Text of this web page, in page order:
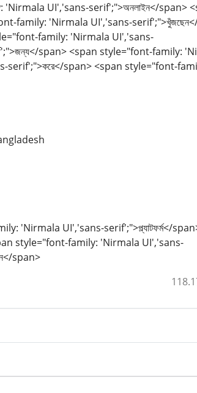
UI','sans-serif';">অনলাইন</span>
family: 'Nirmala UI','sans-
family: 'Nirmala UI','sans-
span> <span style="font-family:
span> <span style="font-
'Nirmala UI','sans-serif';">প্ল্যাটফর্ম</
style="font-family: 'Nirmala UI','sans-
span>